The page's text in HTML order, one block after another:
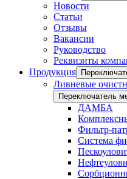
Новости
Статьи
Отзывы
Вакансии
Руководство
Реквизиты
Продукция
Ливневые
Переключатель
ДАМБА
Фильтр-
Система